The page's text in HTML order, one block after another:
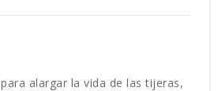
alargar la vida de las tijeras,